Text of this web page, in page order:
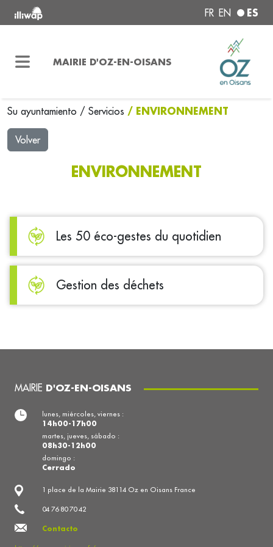
FR EN ES
MAIRIE D'OZ-EN-OISANS
Su ayuntamiento / Servicios / ENVIRONNEMENT
Volver
ENVIRONNEMENT
Les 50 éco-gestes du quotidien
Gestion des déchets
MAIRIE D'OZ-EN-OISANS
1 place de la Mairie 38114 Oz en Oisans France
04 76 80 70 42
Contacto
lunes, miércoles, viernes :
14h00-17h00
martes, jueves, sábado :
08h30-12h00
domingo :
Cerrado